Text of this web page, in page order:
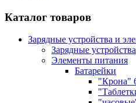
Каталог товаров
Зарядные устройства и
Зарядные устройства
Элементы питания
Батарейки
"Крона"